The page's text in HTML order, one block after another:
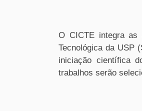
O CICTE integra as
Tecnológica da USP
iniciação científica
trabalhos serão